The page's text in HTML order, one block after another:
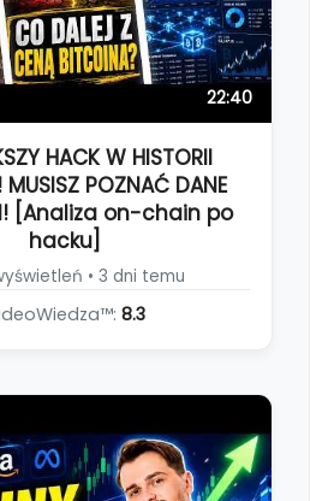
22:40
HACK W HISTORII
POZNAĆ DANE
[Analiza on-chain po
hacku]
• 3 dni temu
8.3